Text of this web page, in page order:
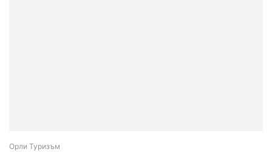
Орли Туризъм